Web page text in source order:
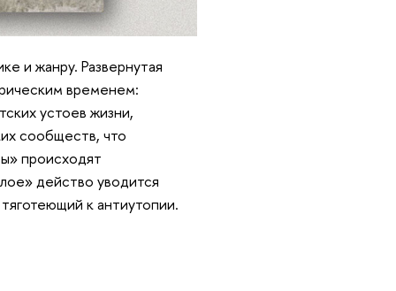
и жанру. Развернутая
временем:
устоев жизни,
сообществ, что
происходят
действо уводится
к антиутопии.